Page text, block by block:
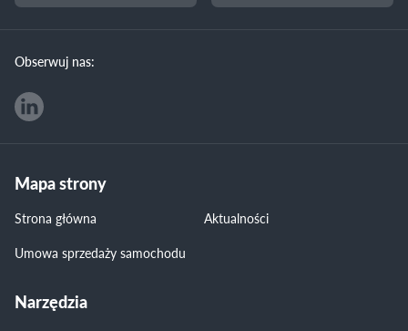
Obserwuj nas:
Mapa strony
Strona główna
Aktualności
Umowa sprzedaży samochodu
Narzędzia